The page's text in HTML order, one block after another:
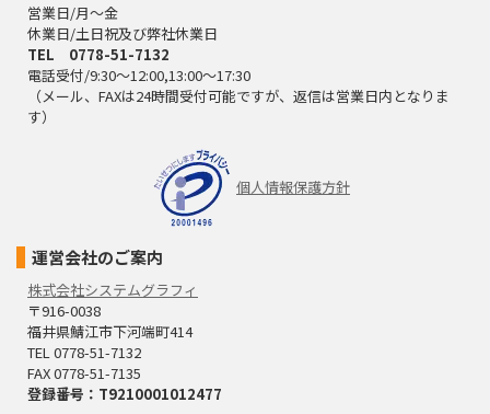
営業日/月～金
休業日/土日祝及び弊社休業日
TEL 0778-51-7132
電話受付/9:30～12:00,13:00～17:30
（メール、FAXは24時間受付可能ですが、返信は営業日内となりま
す）
個人情報保護方針
運営会社のご案内
株式会社システムグラフィ
〒916-0038
福井県鯖江市下河端町414
TEL 0778-51-7132
FAX 0778-51-7135
登録番号：T9210001012477